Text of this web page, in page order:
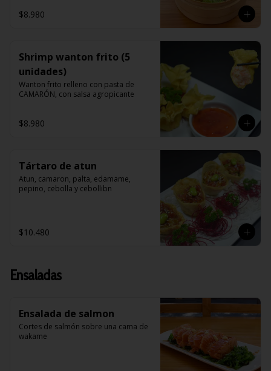
$8.980
Shrimp wanton frito (5
unidades)
Wanton frito relleno con pasta de
CAMARÓN, con salsa agropicante
$8.980
Tártaro de atun
Atun, camaron, palta, edamame,
pepino, cebolla y cebollibn
$10.480
Ensaladas
Ensalada de salmon
Cortes de salmón sobre una cama de
wakame